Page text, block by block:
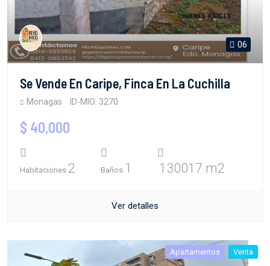
06
Se Vende En Caripe, Finca En La Cuchilla
Monagas ID-MIO: 3270
$ 40,000
Habitaciones 2 Baños 1 130017 m2
Ver detalles
Apartamentos Venta